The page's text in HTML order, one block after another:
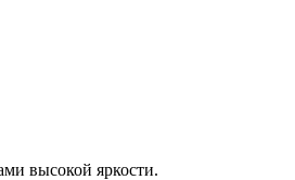
высокой яркости.